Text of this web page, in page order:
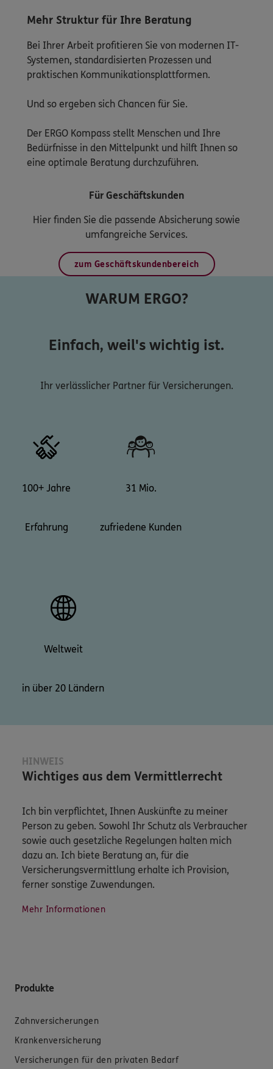
Mehr Struktur für Ihre Beratung
Bei Ihrer Arbeit profitieren Sie von modernen IT-
Systemen, standardisierten Prozessen und
praktischen Kommunikationsplattformen.
Und so ergeben sich Chancen für Sie.
Der ERGO Kompass stellt Menschen und Ihre
Bedürfnisse in den Mittelpunkt und hilft Ihnen so
eine optimale Beratung durchzuführen.
Für Geschäftskunden
Hier finden Sie die passende Absicherung sowie
umfangreiche Services.
zum Geschäftskundenbereich
WARUM ERGO?
Einfach, weil's wichtig ist.
Ihr verlässlicher Partner für Versicherungen.
100+ Jahre
Erfahrung
31 Mio.
zufriedene Kunden
Weltweit
in über 20 Ländern
HINWEIS
Wichtiges aus dem Vermittlerrecht
Ich bin verpflichtet, Ihnen Auskünfte zu meiner
Person zu geben. Sowohl Ihr Schutz als Verbraucher
sowie auch gesetzliche Regelungen halten mich
dazu an. Ich biete Beratung an, für die
Versicherungsvermittlung erhalte ich Provision,
ferner sonstige Zuwendungen.
Mehr Informationen
Produkte
Zahnversicherungen
Krankenversicherung
Versicherungen für den privaten Bedarf